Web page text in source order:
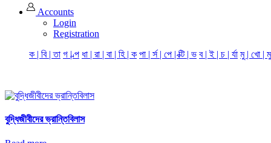
Accounts
Login
Registration
ক | বি | তা গ | ল্প ধা | রা | বা | হি | ক পা | র্স | পে | ক্টি | ভ ব | ই | চ | র্যা মু | খো |
বুদ্ধিজীবীদের ভ্রান্তিবিলাস